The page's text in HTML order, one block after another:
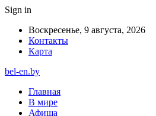
Sign in
Воскресенье, 9 августа, 2026
Контакты
Карта
bel-en.by
Главная
В мире
Афиша